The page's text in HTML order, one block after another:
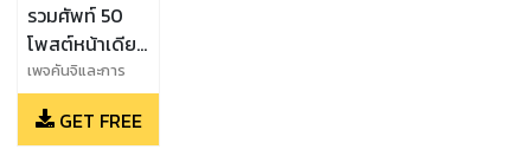
รวมศัพท์ 50
โพสต์หน้าเดียว
by เพจคันจิและ
การเรียนภาษา
ญี่ปุ่น
เพจคันจิและการ
เรียนภาษาญี่ปุ่น
GET FREE